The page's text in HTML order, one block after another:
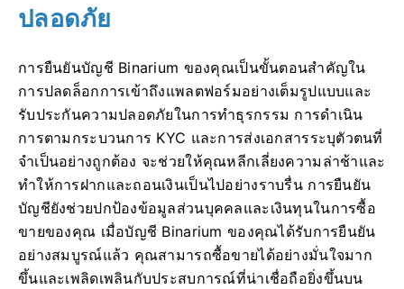
ปลอดภัย
การยืนยันบัญชี Binarium ของคุณเป็นขั้นตอนสำคัญใน
การปลดล็อกการเข้าถึงแพลตฟอร์มอย่างเต็มรูปแบบและ
รับประกันความปลอดภัยในการทำธุรกรรม การดำเนิน
การตามกระบวนการ KYC และการส่งเอกสารระบุตัวตนที่
จำเป็นอย่างถูกต้อง จะช่วยให้คุณหลีกเลี่ยงความล่าช้าและ
ทำให้การฝากและถอนเงินเป็นไปอย่างราบรื่น การยืนยัน
บัญชียังช่วยปกป้องข้อมูลส่วนบุคคลและเงินทุนในการซื้อ
ขายของคุณ เมื่อบัญชี Binarium ของคุณได้รับการยืนยัน
อย่างสมบูรณ์แล้ว คุณสามารถซื้อขายได้อย่างมั่นใจมาก
ขึ้นและเพลิดเพลินกับประสบการณ์ที่น่าเชื่อถือยิ่งขึ้นบน